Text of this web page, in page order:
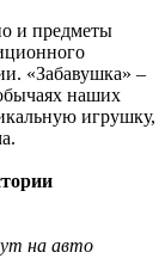
и предметы
«Забавушка» –
наших
игрушку,
на авто